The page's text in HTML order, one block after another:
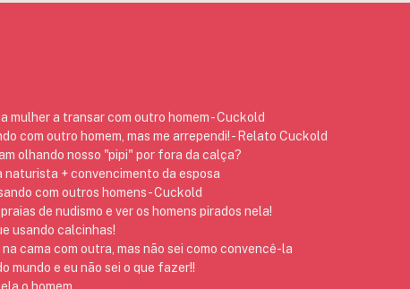
mulher a transar com outro homem - Cuckold
com outro homem, mas me arrependi! - Relato Cuckold
olhando nosso "pipi" por fora da calça?
naturista + convencimento da esposa
com outros homens - Cuckold
de nudismo e ver os homens pirados nela!
usando calcinhas!
cama com outra, mas não sei como convencê-la
mundo e eu não sei o que fazer!!
o homem